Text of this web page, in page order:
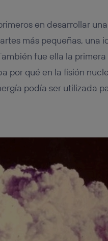
en desarrollar
más pequeñas, una
fue ella la
por qué en la fisión
podía ser utilizada